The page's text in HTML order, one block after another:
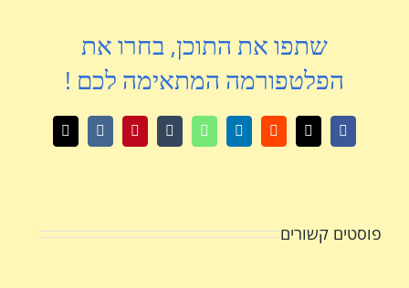
שתפו את התוכן, בחרו את
הפלטפורמה המתאימה לכם !
Facebook
X
Reddit
LinkedIn
WhatsApp
Tumblr
Pinterest
Vk
כתובת
דואר
פוסטים קשורים